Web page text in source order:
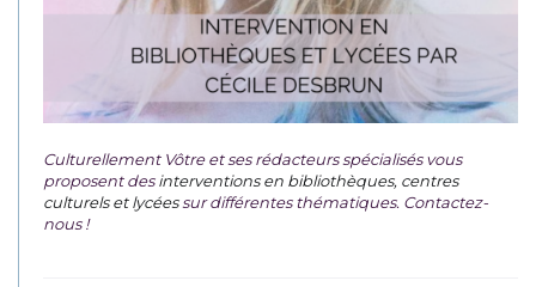
Culturellement Vôtre et ses rédacteurs spécialisés vous
proposent desinterventions en bibliothèques, centres
culturels et lycéessur différentes thématiques. Contactez-
nous !